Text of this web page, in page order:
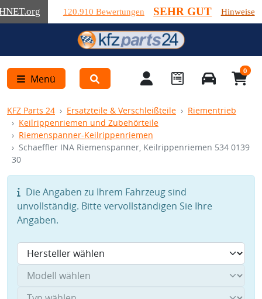
.org 120.910 Bewertungen SEHR GUT Hinweise
Menü
0
KFZ Parts 24 Ersatzteile & Verschleißteile
Riementrieb
Keilrippenriemen und Zubehörteile
Riemenspanner-Keilrippenriemen
Schaeffler INA Riemenspanner, Keilrippenriemen 534 0139
30
Die Angaben zu Ihrem Fahrzeug sind
unvollständig. Bitte vervollständigen Sie Ihre
Angaben.